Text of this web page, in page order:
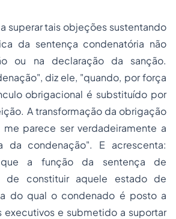
superar tais objeções sustentando
da sentença condenatória não
ou na declaração da sanção.
diz ele, "quando, por força
obrigacional é substituído por
A transformação da obrigação
parece ser verdadeiramente a
da condenação". E acrescenta:
a função da sentença de
de constituir aquele estado de
do qual o condenado é posto a
executivos e submetido a suportar